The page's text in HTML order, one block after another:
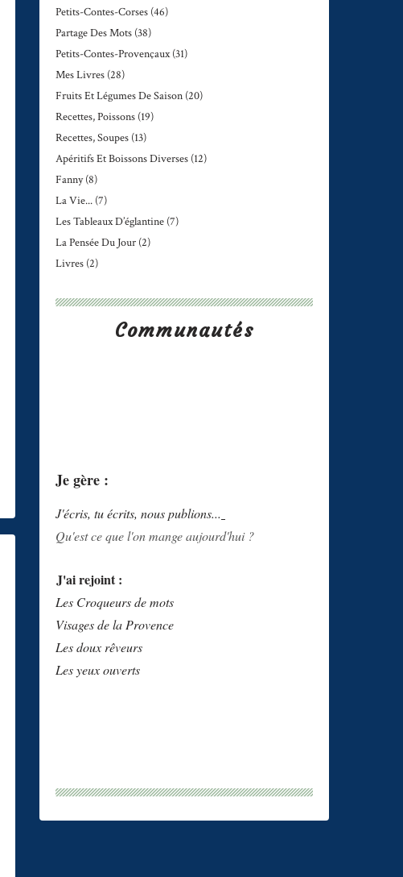
Petits-Contes-Corses (46)
Partage Des Mots (38)
Petits-Contes-Provençaux(31)
Mes Livres (28)
Fruits Et Légumes De Saison (20)
Recettes, Poissons (19)
Recettes, Soupes (13)
Apéritifs Et Boissons Diverses (12)
Fanny(8)
La Vie... (7)
Les Tableaux D’églantine (7)
La Pensée Du Jour (2)
Livres (2)
Communautés
Je gère :
J'écris, tu écrits, nous publions...
Qu'est ce que l'on mange aujourd'hui ?
J'ai rejoint :
Les Croqueurs de mots
Visages de la Provence
Les doux rêveurs
Les yeux ouverts